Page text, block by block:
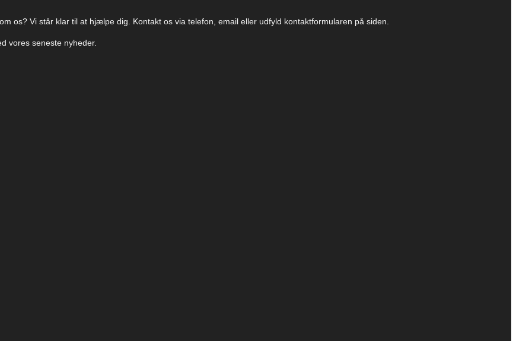
os? Vi står klar til at hjælpe dig. Kontakt os via telefon, email eller udfyld kontaktformularen på siden.
vores seneste nyheder.